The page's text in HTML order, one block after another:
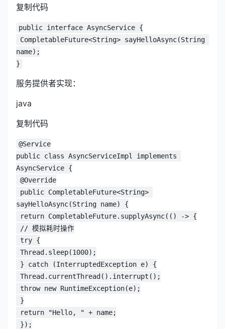
复制代码
public interface AsyncService {
name);
}
服务提供者实现：
java
复制代码
@Service
public class AsyncServiceImpl implements
AsyncService {
@Override
sayHelloAsync(String name) {
return CompletableFuture.supplyAsync(() -> {
// 模拟耗时操作
try {
Thread.sleep(1000);
} catch (InterruptedException e) {
Thread.currentThread().interrupt();
throw new RuntimeException(e);
}
return "Hello, " + name;
});